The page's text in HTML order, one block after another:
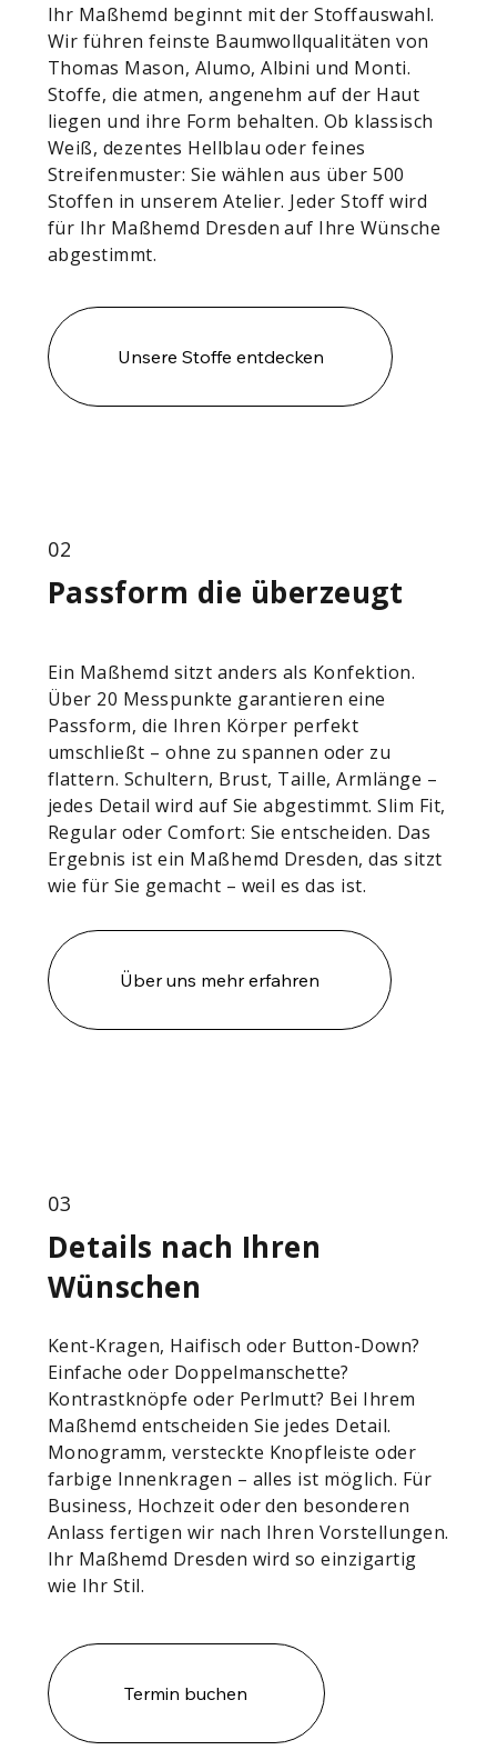
Ihr Maßhemd beginnt mit der Stoffauswahl.
Wir führen feinste Baumwollqualitäten von
Thomas Mason, Alumo, Albini und Monti.
Stoffe, die atmen, angenehm auf der Haut
liegen und ihre Form behalten. Ob klassisch
Weiß, dezentes Hellblau oder feines
Streifenmuster: Sie wählen aus über 500
Stoffen in unserem Atelier. Jeder Stoff wird
für Ihr Maßhemd Dresden auf Ihre Wünsche
abgestimmt.
Unsere Stoffe entdecken
02
Passform die überzeugt
Ein Maßhemd sitzt anders als Konfektion.
Über 20 Messpunkte garantieren eine
Passform, die Ihren Körper perfekt
umschließt – ohne zu spannen oder zu
flattern. Schultern, Brust, Taille, Armlänge –
jedes Detail wird auf Sie abgestimmt. Slim Fit,
Regular oder Comfort: Sie entscheiden. Das
Ergebnis ist ein Maßhemd Dresden, das sitzt
wie für Sie gemacht – weil es das ist.
Über uns mehr erfahren
03
Details nach Ihren
Wünschen
Kent-Kragen, Haifisch oder Button-Down?
Einfache oder Doppelmanschette?
Kontrastknöpfe oder Perlmutt? Bei Ihrem
Maßhemd entscheiden Sie jedes Detail.
Monogramm, versteckte Knopfleiste oder
farbige Innenkragen – alles ist möglich. Für
Business, Hochzeit oder den besonderen
Anlass fertigen wir nach Ihren Vorstellungen.
Ihr Maßhemd Dresden wird so einzigartig
wie Ihr Stil.
Termin buchen